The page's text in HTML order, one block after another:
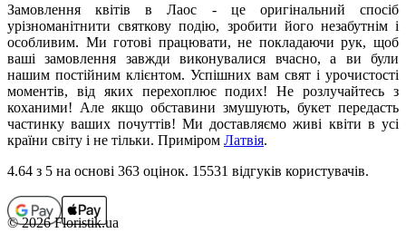
Замовлення квітів в Лаос - це оригінальний спосіб
урізноманітнити святкову подію, зробити його незабутнім і
особливим. Ми готові працювати, не покладаючи рук, щоб
ваші замовлення завжди виконувалися вчасно, а ви були
нашим постійним клієнтом. Успішних вам свят і урочистості
моментів, від яких перехоплює подих!Не розлучайтесь з
коханими! Але якщо обставини змушують, букет передасть
частинку ваших почуттів! Ми доставляємо живі квіти в усі
країни світу і не тільки. Приміром Латвія.
4.64 з 5 на основi 363 оцiнок. 15531 відгуків користувачiв.
© 2026 Floristik.ua